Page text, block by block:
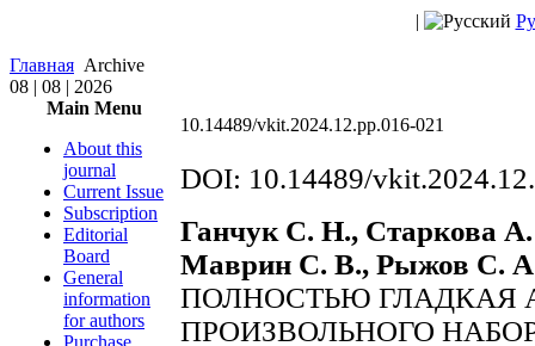
|
Главная Archive
08 | 08 | 2026
Main Menu
About this
journal
Current Issue
Subscription
Editorial
Board
General
information
for authors
Purchase
10.14489/vkit.2024.12.pp.016-021
DOI: 10.14489/
Ганчук С. Н., Старкова
Маврин С. В., Рыжов С.
ПОЛНОСТЬЮ ГЛАДКАЯ
ПРОИЗВОЛЬНОГО